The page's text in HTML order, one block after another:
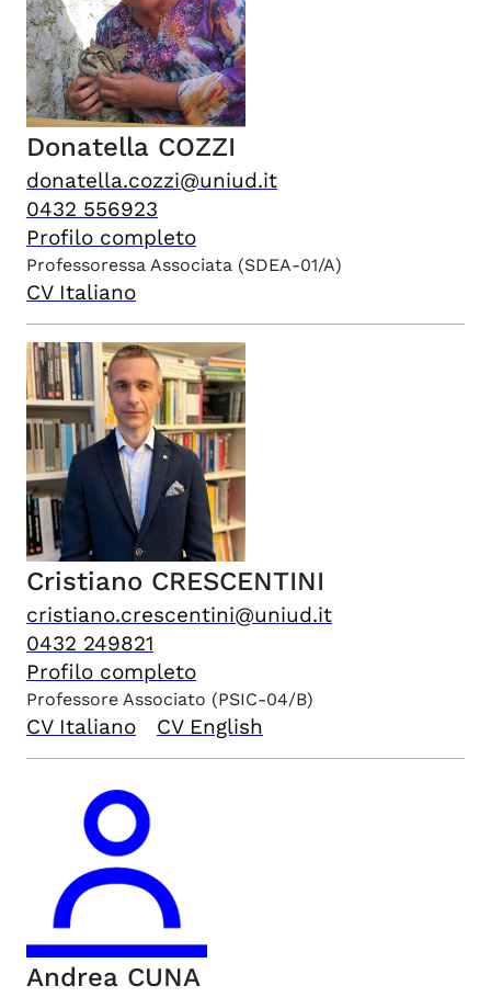
Donatella COZZI
donatella.cozzi@uniud.it
0432 556923
Profilo completo
Professoressa Associata (SDEA-01/A)
CV Italiano
Cristiano CRESCENTINI
cristiano.crescentini@uniud.it
0432 249821
Profilo completo
Professore Associato (PSIC-04/B)
CV Italiano CV English
Andrea CUNA